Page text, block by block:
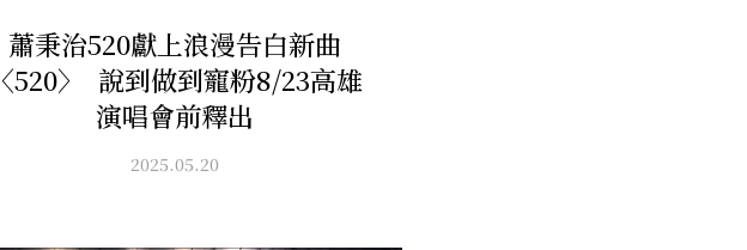
蕭秉治520獻上浪漫告白新曲
〈520〉 說到做到寵粉8/23高雄
演唱會前釋出
2025.05.20